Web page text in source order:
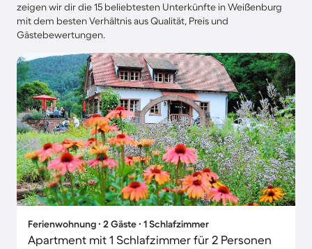
zeigen wir dir die 15 beliebtesten Unterkünfte in Weißenburg
mit dem besten Verhältnis aus Qualität, Preis und
Gästebewertungen.
Ferienwohnung ∙ 2 Gäste ∙ 1 Schlafzimmer
Apartment mit 1 Schlafzimmer für 2 Personen